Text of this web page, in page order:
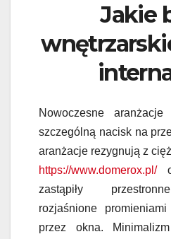
Jakie
Nowoczesne aranżacje
szczególną nacisk na
aranżacje rezygnują z
https://www.domerox.pl/
zastąpiły
rozjaśnione
przez okna.